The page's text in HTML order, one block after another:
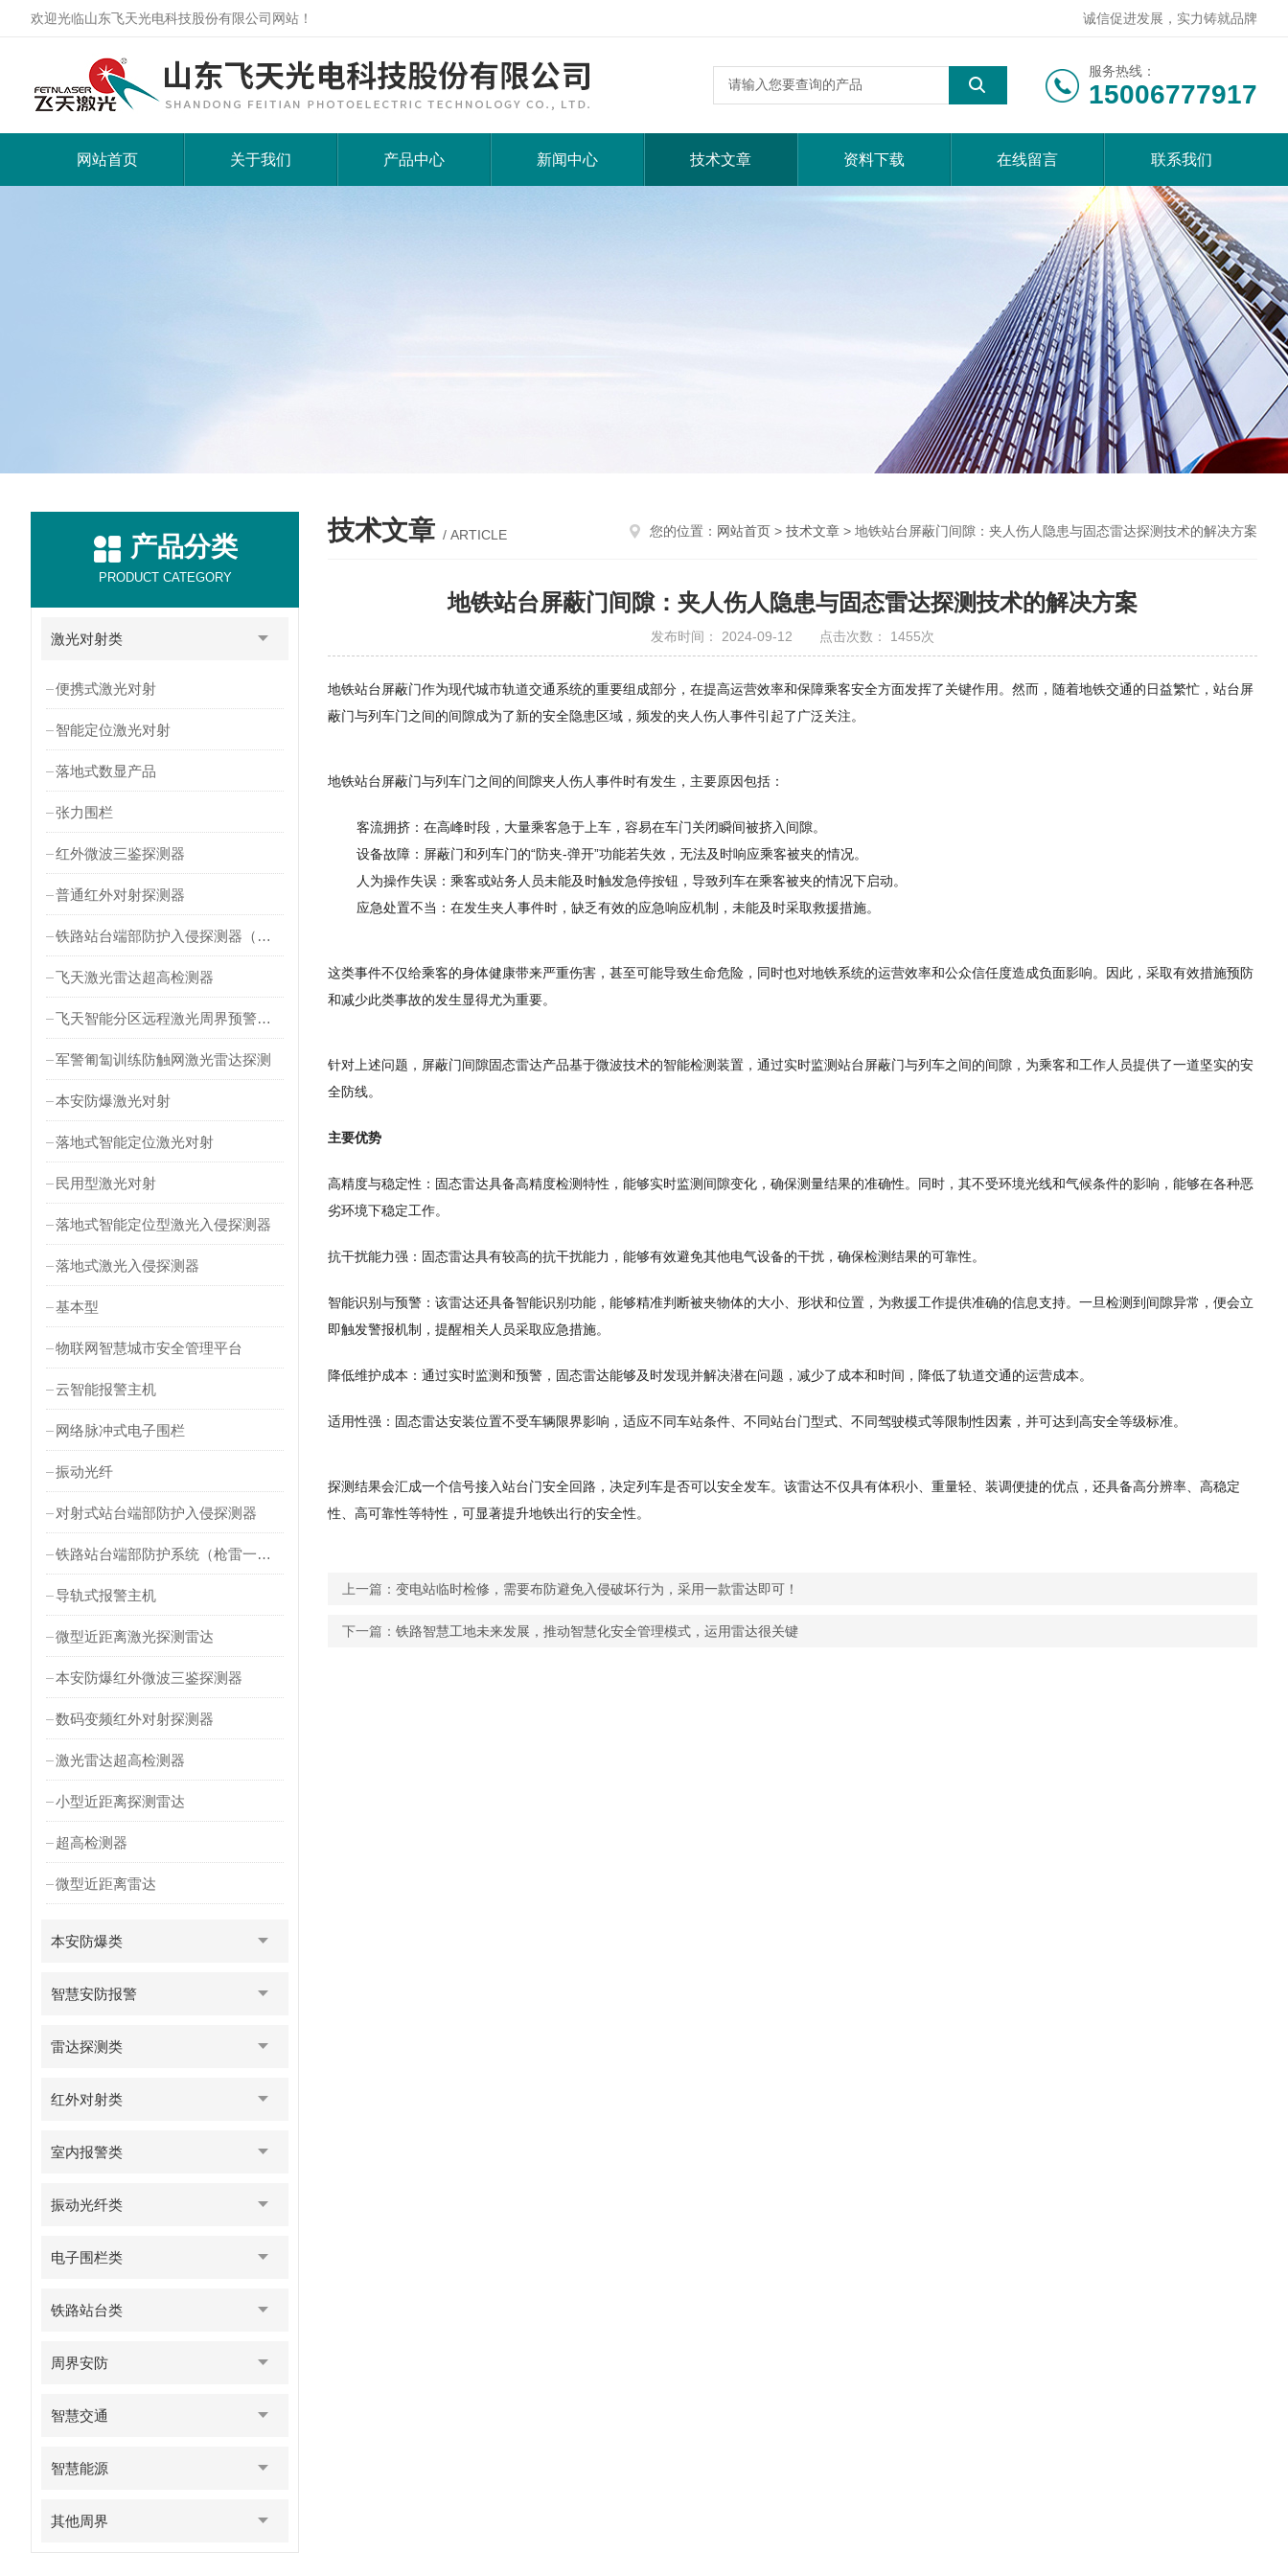
欢迎光临山东飞天光电科技股份有限公司网站！ 诚信促进发展，实力铸就品牌
服务热线：
15006777917
网站首页 关于我们 产品中心 新闻中心 技术文章 资料下载 在线留言 联系我们
产品分类
PRODUCT CATEGORY
激光对射类
便携式激光对射
智能定位激光对射
落地式数显产品
张力围栏
红外微波三鉴探测器
普通红外对射探测器
铁路站台端部防护入侵探测器（对射式）
飞天激光雷达超高检测器
飞天智能分区远程激光周界预警雷达
军警匍匐训练防触网激光雷达探测
本安防爆激光对射
落地式智能定位激光对射
民用型激光对射
落地式智能定位型激光入侵探测器
落地式激光入侵探测器
基本型
物联网智慧城市安全管理平台
云智能报警主机
网络脉冲式电子围栏
振动光纤
对射式站台端部防护入侵探测器
铁路站台端部防护系统（枪雷一体）
导轨式报警主机
微型近距离激光探测雷达
本安防爆红外微波三鉴探测器
数码变频红外对射探测器
激光雷达超高检测器
小型近距离探测雷达
超高检测器
微型近距离雷达
本安防爆类
智慧安防报警
雷达探测类
红外对射类
室内报警类
振动光纤类
电子围栏类
铁路站台类
周界安防
智慧交通
智慧能源
其他周界
技术文章 / ARTICLE 您的位置： 网站首页 > 技术文章 > 地铁站台屏蔽门间隙：夹人伤人隐患与固态雷达探测技术的解决方案
地铁站台屏蔽门间隙：夹人伤人隐患与固态雷达探测技术的解决方案
发布时间： 2024-09-12 点击次数： 1455次
地铁站台屏蔽门作为现代城市轨道交通系统的重要组成部分，在提高运营效率和保障乘客安全方面发挥了关键作用。然而，随着地铁交通的日益繁忙，站台屏
蔽门与列车门之间的间隙成为了新的安全隐患区域，频发的夹人伤人事件引起了广泛关注。
地铁站台屏蔽门与列车门之间的间隙夹人伤人事件时有发生，主要原因包括：
客流拥挤：在高峰时段，大量乘客急于上车，容易在车门关闭瞬间被挤入间隙。
设备故障：屏蔽门和列车门的“防夹-弹开”功能若失效，无法及时响应乘客被夹的情况。
人为操作失误：乘客或站务人员未能及时触发急停按钮，导致列车在乘客被夹的情况下启动。
应急处置不当：在发生夹人事件时，缺乏有效的应急响应机制，未能及时采取救援措施。
这类事件不仅给乘客的身体健康带来严重伤害，甚至可能导致生命危险，同时也对地铁系统的运营效率和公众信任度造成负面影响。因此，采取有效措施预防
和减少此类事故的发生显得尤为重要。
针对上述问题，屏蔽门间隙固态雷达产品基于微波技术的智能检测装置，通过实时监测站台屏蔽门与列车之间的间隙，为乘客和工作人员提供了一道坚实的安
全防线。
主要优势
高精度与稳定性：固态雷达具备高精度检测特性，能够实时监测间隙变化，确保测量结果的准确性。同时，其不受环境光线和气候条件的影响，能够在各种恶
劣环境下稳定工作。
抗干扰能力强：固态雷达具有较高的抗干扰能力，能够有效避免其他电气设备的干扰，确保检测结果的可靠性。
智能识别与预警：该雷达还具备智能识别功能，能够精准判断被夹物体的大小、形状和位置，为救援工作提供准确的信息支持。一旦检测到间隙异常，便会立
即触发警报机制，提醒相关人员采取应急措施。
降低维护成本：通过实时监测和预警，固态雷达能够及时发现并解决潜在问题，减少了成本和时间，降低了轨道交通的运营成本。
适用性强：固态雷达安装位置不受车辆限界影响，适应不同车站条件、不同站台门型式、不同驾驶模式等限制性因素，并可达到高安全等级标准。
探测结果会汇成一个信号接入站台门安全回路，决定列车是否可以安全发车。该雷达不仅具有体积小、重量轻、装调便捷的优点，还具备高分辨率、高稳定
性、高可靠性等特性，可显著提升地铁出行的安全性。
上一篇： 变电站临时检修，需要布防避免入侵破坏行为，采用一款雷达即可！
下一篇： 铁路智慧工地未来发展，推动智慧化安全管理模式，运用雷达很关键